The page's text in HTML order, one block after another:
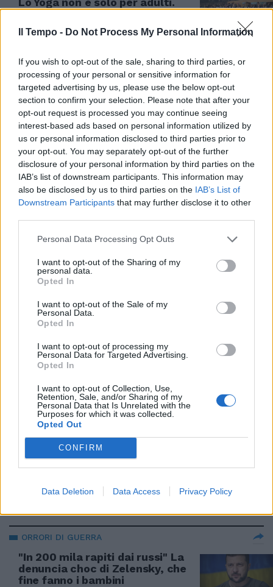
Il Tempo - Do Not Process My Personal Information
If you wish to opt-out of the sale, sharing to third parties, or
processing of your personal or sensitive information for
targeted advertising by us, please use the below opt-out
section to confirm your selection. Please note that after your
opt-out request is processed you may continue seeing
interest-based ads based on personal information utilized by
us or personal information disclosed to third parties prior to
your opt-out. You may separately opt-out of the further
disclosure of your personal information by third parties on the
IAB’s list of downstream participants. This information may
also be disclosed by us to third parties on the IAB’s List of
Downstream Participants that may further disclose it to other
Personal Data Processing Opt Outs
I want to opt-out of the Sharing of my
personal data.
Opted In
I want to opt-out of the Sale of my
Personal Data.
Opted In
I want to opt-out of processing my
Personal Data for Targeted Advertising.
Opted In
I want to opt-out of Collection, Use,
Retention, Sale, and/or Sharing of my
Personal Data that Is Unrelated with the
Purposes for which it was collected.
Opted Out
CONFIRM
Data Deletion Data Access Privacy Policy
Ecco i benefici per i più piccoli
29/03/2023
NUMERI DA CAPOGIRO
Pediatria al collasso: reparti
stracolmi per i virus che
colpiscono i bambini
11/01/2023
PAURA SULLA TIBURTINA
Il bus con 41 bambini a bordo
finisce fuori strada a Roma
"Influenza partita a razzo. E
crescerà ancora". L'allarme tra i
03/12/2022
FONDI PNRR
Computer ai bambini di cinque
13/08/2022
NUOVA RICERCA
“Colpa del lockdown”. La
rivincita di Bassetti sul virus dei
bimbi: dito puntato e veri
ORRORI DI GUERRA
"In 200 mila rapiti dai russi" La
denuncia choc di Zelensky, che
fine fanno i bambini